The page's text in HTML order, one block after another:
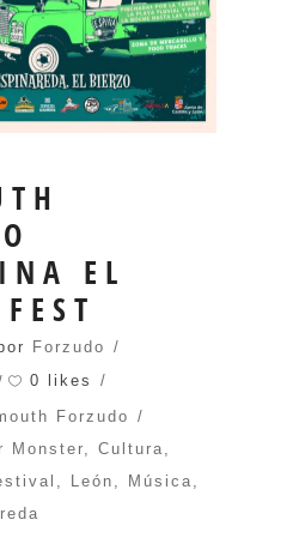
EL
Forzudo
0 likes
Forzudo
Monster Cultura
León Música